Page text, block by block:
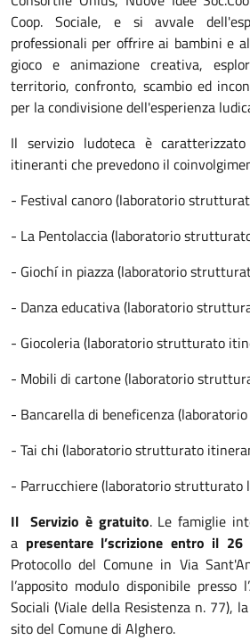
Coop. Sociale, e si avvale
professionali per offrire ai bambini e
gioco e animazione creativa,
territorio, confronto, scambio ed
per la condivisione dell'esperienza
Il servizio ludoteca è
itineranti che prevedono il
- Festival canoro (laboratorio
- La Pentolaccia (laboratorio
- Giochí in piazza (laboratorio
- Danza educativa (laboratorio
- Giocoleria (laboratorio strutturato
- Mobili di cartone (laboratorio
- Bancarella di beneficenza
- Tai chi (laboratorio strutturato
- Parrucchiere (laboratorio strutturato
Il Servizio è gratuito. Le famiglie
a presentare l’scrizione entro il
Protocollo del Comune in Via
l’apposito modulo disponibile presso
Sociali (Viale della Resistenza n. 77),
sito del Comune di Alghero.